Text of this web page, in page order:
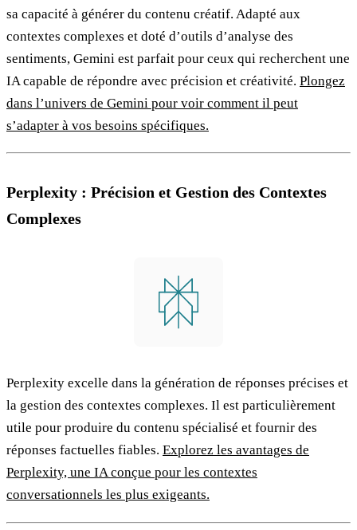
sa capacité à générer du contenu créatif. Adapté aux
contextes complexes et doté d’outils d’analyse des
sentiments, Gemini est parfait pour ceux qui recherchent une
IA capable de répondre avec précision et créativité. Plongez
dans l’univers de Gemini pour voir comment il peut
s’adapter à vos besoins spécifiques.
Perplexity : Précision et Gestion des Contextes
Complexes
Perplexity excelle dans la génération de réponses précises et
la gestion des contextes complexes. Il est particulièrement
utile pour produire du contenu spécialisé et fournir des
réponses factuelles fiables. Explorez les avantages de
Perplexity, une IA conçue pour les contextes
conversationnels les plus exigeants.